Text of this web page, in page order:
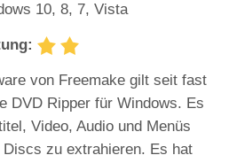
10, 8, 7, Vista
von Freemake gilt seit fast
DVD Ripper für Windows. Es
Video, Audio und Menüs
zu extrahieren. Es hat